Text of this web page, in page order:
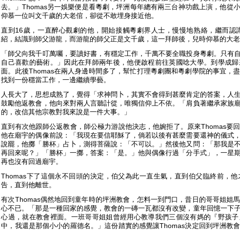
去。」Thomas另一娛樂便是看粵劇，坪洲每年總有兩三台神功戲上演，他從
仰慕一位叫文千歲的大老倌，卻從不敢埋身接近他。
直到16歲，一直醉心觀劇的他，開始接觸粵劇界人士，慢慢地熟絡，繼而
紹，結識到師父游龍，而游龍的師父正是文千歲，這一拜師後，兒時仰慕的大
「師父向我千叮萬囑，要讀好書，有穩定工作，千萬不要全職投身粵劇。只有
自己喜歡的藝術。」因此在拜師兩年後，他便啟程前往英國唸大學。到學成
面。此後Thomas在兩人身邊時間多了，幫忙打理粵劇團和粵劇學院的事宜，
找到一份穩當工作，一邊繼續學藝。
人長大了，思想成熟了，覺得「求神問卜，其實不會得到甚麼肯定的答案，人
鼓勵他返教會，他向來對兩人言聽計從，唯獨信仰上不依。「肩負著繼承家族
的，改信其他宗教對我來說是一件大事。」
直到有次他跟師公返教會，師公極力游說他決志，他婉拒了。原來Thomas要
他在廟宇的偶像前說：「我現在要信耶穌了，倘若以後有甚麼需要還神的儀式
說罷，他擲「勝杯」占卜，測得菩薩說：「不可以。」然後他又問：「那我是
再回來呢？」「勝杯」一擲，答案：「是。」他與偶像行過「分手式」，一星
再也沒有回過廟宇。
Thomas下了這個永不回頭的決定，伯父為此一直生氣，直到伯父臨終前，
告，直到他離世。
有次Thomas偶然地回到童年時的坪洲教會，怎料一到門口，昔日的哥哥姐姐
心不已。「那是一種回家的感覺，教會的一磚一瓦都沒有改變，童年回憶一下
心過，就在教會裡面。一班哥哥姐姐曾經用心教導我們三個沒有媽的『野孩
中，我還是那個小小的羅德名。」這份踏實的感覺讓Thomas決定回到坪洲教